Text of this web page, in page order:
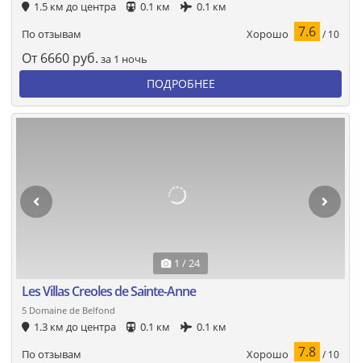
1.5 км до центра 0.1 км
0.1 км
По отзывам
Хорошо 7.6 / 10
От 6660 руб. за 1 ночь
ПОДРОБНЕЕ
1 / 24
Les Villas Creoles de Sainte-Anne
5 Domaine de Belfond
1.3 км до центра 0.1 км
0.1 км
По отзывам
Хорошо 7.8 / 10